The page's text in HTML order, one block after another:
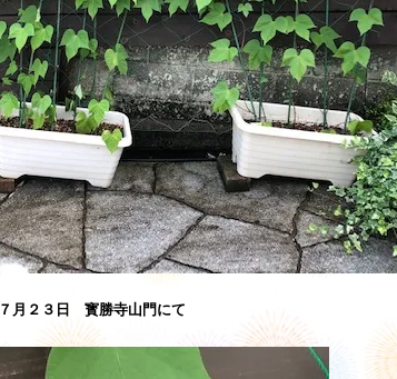
７月２３日 寳勝寺山門にて